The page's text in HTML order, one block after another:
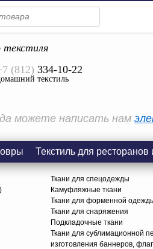
Просмотреть Все
(812) 334-10-22
текстиль
можете написать нам
Текстиль для ресторанов
Ткани для спецодежды
Камуфляжные ткани
Ткани для форменной
Ткани для снаряжения
Подкладочные ткани
Ткани для сублимационной
изготовления баннеров,